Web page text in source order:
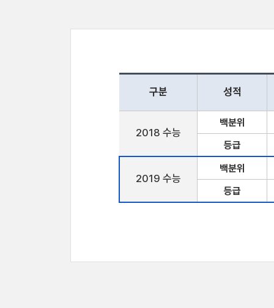
구분 성적
2018 수능
백분위
등급
2019 수능
백분위
등급